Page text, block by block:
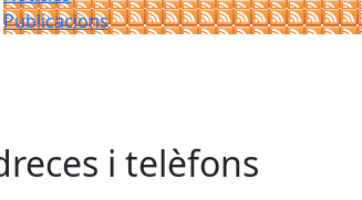
Publicacions
i telèfons